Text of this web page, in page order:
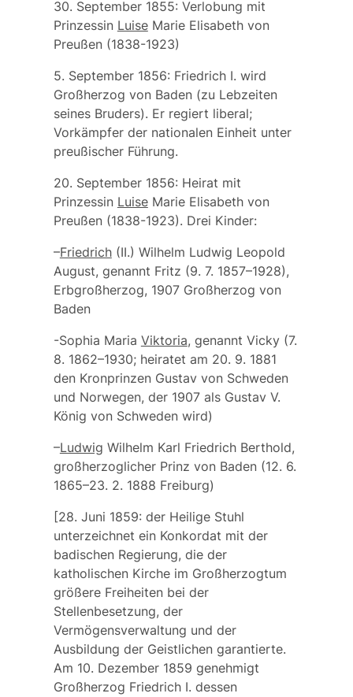
30. September 1855: Verlobung mit
Prinzessin Luise Marie Elisabeth von
Preußen(1838-1923)
5. September 1856: Friedrich I. wird
Großherzog von Baden (zu Lebzeiten
seines Bruders). Er regiert liberal;
Vorkämpfer der nationalen Einheit unter
preußischer Führung.
20. September 1856: Heirat mit
Prinzessin Luise Marie Elisabeth von
Preußen(1838-1923). Drei Kinder:
–Friedrich (II.) Wilhelm Ludwig Leopold
August, genannt Fritz (9. 7. 1857–1928),
Erbgroßherzog, 1907 Großherzog von
Baden
-Sophia Maria Viktoria, genannt Vicky (7.
8. 1862–1930; heiratet am 20. 9. 1881
den Kronprinzen Gustav von Schweden
und Norwegen, der 1907 als Gustav V.
König von Schweden wird)
–Ludwig Wilhelm Karl Friedrich Berthold,
großherzoglicher Prinz von Baden (12. 6.
1865–23. 2. 1888 Freiburg)
[28. Juni 1859: der Heilige Stuhl
unterzeichnet ein Konkordat mit der
badischen Regierung, die der
katholischen Kirche im Großherzogtum
größere Freiheiten bei der
Stellenbesetzung, der
Vermögensverwaltung und der
Ausbildung der Geistlichen garantierte.
Am 10. Dezember 1859 genehmigt
Großherzog Friedrich I. dessen